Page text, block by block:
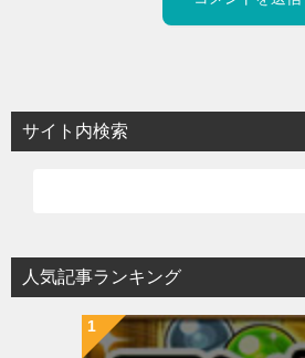
サイト内検索
人気記事ランキング